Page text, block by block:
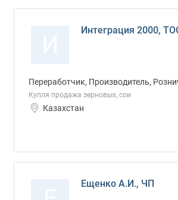
Интеграция 2000,
Переработчик, Производитель,
Купля продажа зерновых, сои
Казахстан
Ещенко А.И., ЧП